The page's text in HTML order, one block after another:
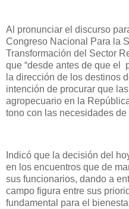
Al pronunciar el discurso
Congreso Nacional Para la
Transformación del Sector
que “desde antes de que el
la dirección de los destinos
intención de procurar que
agropecuario en la
tono con las necesidades de
Indicó que la decisión del
en los encuentros que de
sus funcionarios, dando a
campo figura entre sus
fundamental para el